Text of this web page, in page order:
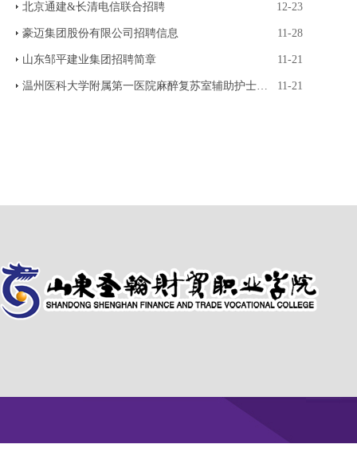
北京通建&长清电信联合招聘 12-23
豪迈集团股份有限公司招聘信息 11-28
山东邹平建业集团招聘简章 11-21
温州医科大学附属第一医院麻醉复苏室辅助护士2024 11-21